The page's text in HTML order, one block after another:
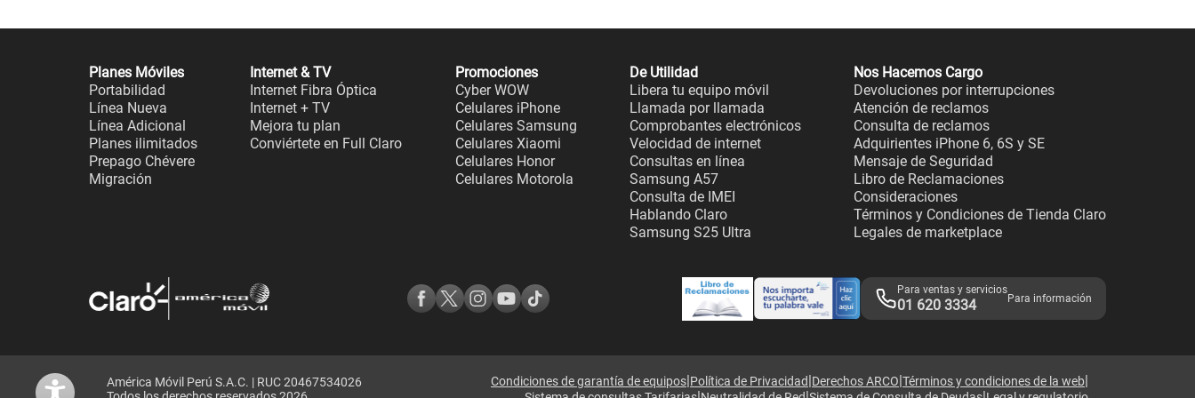
Planes Móviles
Portabilidad
Línea Nueva
Línea Adicional
Planes ilimitados
Prepago Chévere
Migración
Internet & TV
Internet Fibra Óptica
Internet + TV
Mejora tu plan
Conviértete en Full Claro
Promociones
Cyber WOW
Celulares iPhone
Celulares Samsung
Celulares Xiaomi
Celulares Honor
Celulares Motorola
De Utilidad
Libera tu equipo móvil
Llamada por llamada
Comprobantes electrónicos
Velocidad de internet
Consultas en línea
Samsung A57
Consulta de IMEI
Hablando Claro
Samsung S25 Ultra
Nos Hacemos Cargo
Devoluciones por interrupciones
Atención de reclamos
Consulta de reclamos
Adquirientes iPhone 6, 6S y SE
Mensaje de Seguridad
Libro de Reclamaciones
Consideraciones
Términos y Condiciones de Tienda Claro
Legales de marketplace
Para ventas y servicios
01 620 3334 Para información
América Móvil Perú S.A.C. | RUC 20467534026
Condiciones de garantía de equipos|Política de Privacidad|Derechos ARCO|Términos y condiciones de la web|